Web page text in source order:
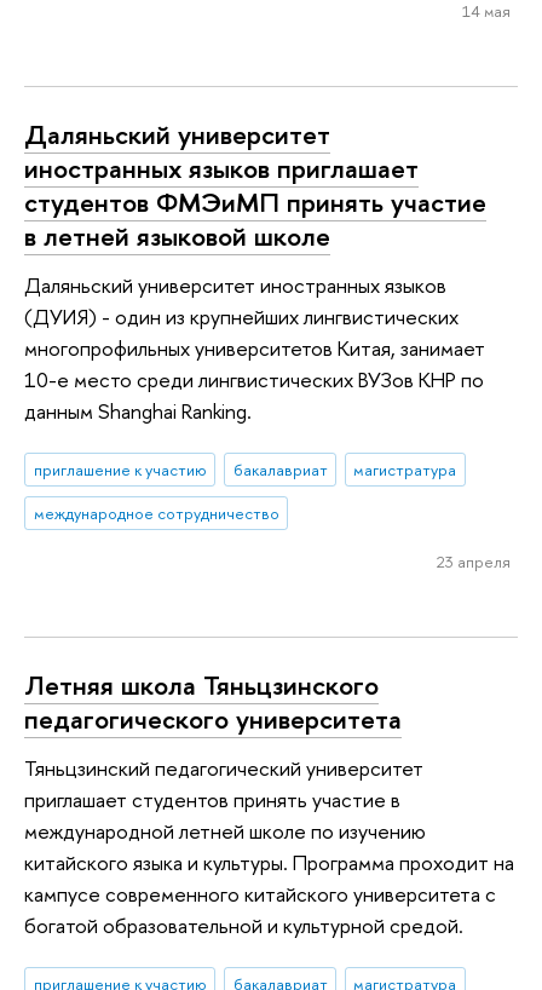
14 мая
Даляньский университет
иностранных языков приглашает
студентов ФМЭиМП принять участие
в летней языковой школе
Даляньский университет иностранных языков
(ДУИЯ) - один из крупнейших лингвистических
многопрофильных университетов Китая, занимает
10-е место среди лингвистических ВУЗов КНР по
данным Shanghai Ranking.
приглашение к участию бакалавриат
магистратура
международное сотрудничество
23 апреля
Летняя школа Тяньцзинского
педагогического университета
Тяньцзинский педагогический университет
приглашает студентов принять участие в
международной летней школе по изучению
китайского языка и культуры. Программа проходит на
кампусе современного китайского университета с
богатой образовательной и культурной средой.
приглашение к участию бакалавриат
магистратура